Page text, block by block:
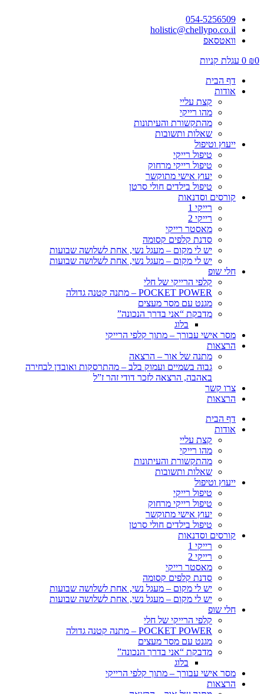
054-5256509
holistic@chellypo.co.il
וואטסאפ
₪0
0 עגלת קניות
דף הבית
אודות
קצת עליי
מהו רייקי
מהתקשורת והעיתונות
שאלות ותשובות
ייעוץ וטיפול
טיפול רייקי
טיפול רייקי מרחוק
יעוץ אישי מתוקשר
טיפול בילדים חולי סרטן
קורסים וסדנאות
רייקי 1
רייקי 2
מאסטר רייקי
סדנת קלפים קסומה
יש לי מקום – מעגל נשי, אחת לשלושה שבועות
יש לי מקום – מעגל נשי, אחת לשלושה שבועות
חלי שופ
קלפי הרייקי של חלי
POCKET POWER – מתנה קטנה גדולה
מגנט עם מסר מעצים
מדבקת “אני בדרך הנכונה”
בלוג
מסר אישי עבורך – מתוך קלפי הרייקי
הרצאות
מתנה של אור – הרצאה
גבוה בשמיים ועמוק בלב – מהתרסקות ואובדן לבחירה
באהבה, הרצאה לזכר דודי זהר ז”ל
צרו קשר
הרצאות
דף הבית
אודות
קצת עליי
מהו רייקי
מהתקשורת והעיתונות
שאלות ותשובות
ייעוץ וטיפול
טיפול רייקי
טיפול רייקי מרחוק
יעוץ אישי מתוקשר
טיפול בילדים חולי סרטן
קורסים וסדנאות
רייקי 1
רייקי 2
מאסטר רייקי
סדנת קלפים קסומה
יש לי מקום – מעגל נשי, אחת לשלושה שבועות
יש לי מקום – מעגל נשי, אחת לשלושה שבועות
חלי שופ
קלפי הרייקי של חלי
POCKET POWER – מתנה קטנה גדולה
מגנט עם מסר מעצים
מדבקת “אני בדרך הנכונה”
בלוג
מסר אישי עבורך – מתוך קלפי הרייקי
הרצאות